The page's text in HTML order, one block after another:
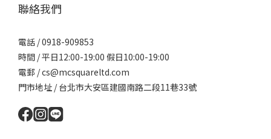
聯絡我們
電話 / 0918-909853
時間 / 平日12:00-19:00 假日10:00-19:00
電郵 / cs@mcsquareltd.com
門市地址 / 台北市大安區建國南路二段11巷33號